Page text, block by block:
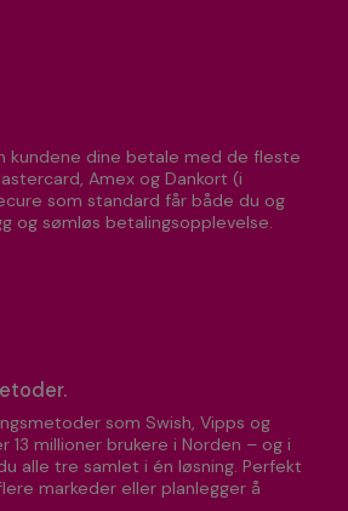
kundene dine betale med de fleste
Amex og Dankort (i
som standard får både du og
og sømløs betalingsopplevelse.
som Swish, Vipps og
13 millioner brukere i Norden – og i
alle tre samlet i én løsning. Perfekt
markeder eller planlegger å